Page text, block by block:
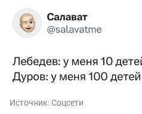
Источник: Соцсети